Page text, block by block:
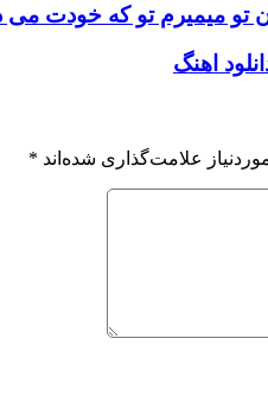
تو میمیرم تو که خودت می
اهنگ
علامت‌گذاری شده‌اند *